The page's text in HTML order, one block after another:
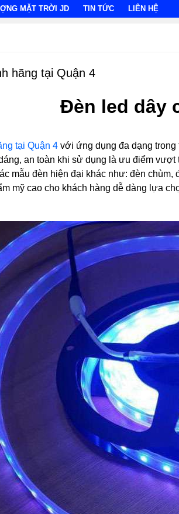
MẶT TRỜI JD TIN TỨC LIÊN HỆ
hãng tại Quận 4
Đèn led dây
tại Quận 4với ứng dụng đa dạng trong
an toàn khi sử dụng là ưu điểm
mẫu đèn hiện đại khác như: đèn
mỹ cao cho khách hàng dễ dàng lựa